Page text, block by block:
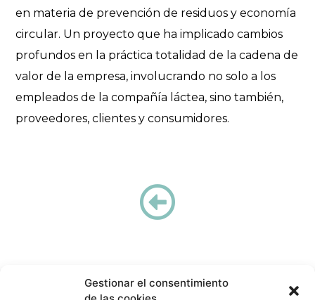
Gestionar el consentimiento
en materia de prevención de residuos y economía
circular. Un proyecto que ha implicado cambios
profundos en la práctica totalidad de la cadena de
valor de la empresa, involucrando no solo a los
empleados de la compañía láctea, sino también,
proveedores, clientes y consumidores.